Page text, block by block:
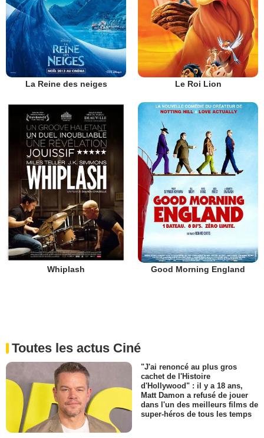
La Reine des neiges Le Roi Lion
Whiplash Good Morning England
Toutes les actus Ciné
"J'ai renoncé au plus gros
cachet de l'Histoire
d'Hollywood" : il y a 18 ans,
Matt Damon a refusé de jouer
dans l'un des meilleurs films de
super-héros de tous les temps